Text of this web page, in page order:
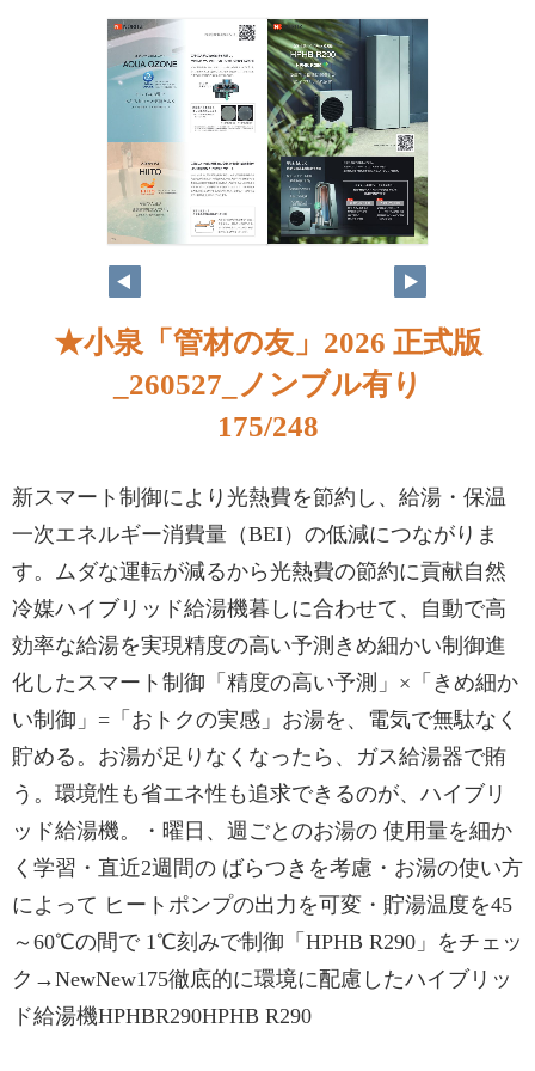
★小泉「管材の友」2026 正式版
_260527_ノンブル有り
175/248
新スマート制御により光熱費を節約し、給湯・保温
一次エネルギー消費量（BEI）の低減につながりま
す。ムダな運転が減るから光熱費の節約に貢献自然
冷媒ハイブリッド給湯機暮しに合わせて、自動で高
効率な給湯を実現精度の高い予測きめ細かい制御進
化したスマート制御「精度の高い予測」×「きめ細か
い制御」=「おトクの実感」お湯を、電気で無駄なく
貯める。お湯が足りなくなったら、ガス給湯器で賄
う。環境性も省エネ性も追求できるのが、ハイブリ
ッド給湯機。・曜日、週ごとのお湯の 使用量を細か
く学習・直近2週間の ばらつきを考慮・お湯の使い方
によって ヒートポンプの出力を可変・貯湯温度を45
～60℃の間で 1℃刻みで制御「HPHB R290」をチェッ
ク→NewNew175徹底的に環境に配慮したハイブリッ
ド給湯機HPHBR290HPHB R290